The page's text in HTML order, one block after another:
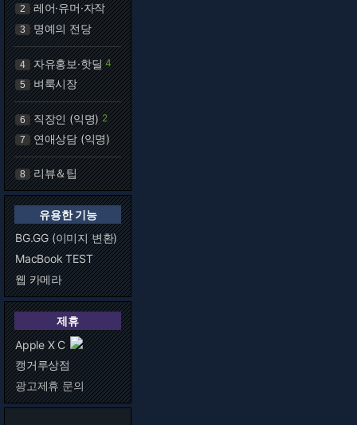
2 레어·유머·자작
3 명예의 전당
4 자유홍보·핫딜 4
5 벼룩시장
6 직장인 (익명) 2
7 연애상담 (익명)
8 리뷰＆팁
유용한 기능
BG.GG (이미지 변환)
MacBook TEST
웹 카메라
제휴
Apple X C
캥거루상점
광고제휴 문의